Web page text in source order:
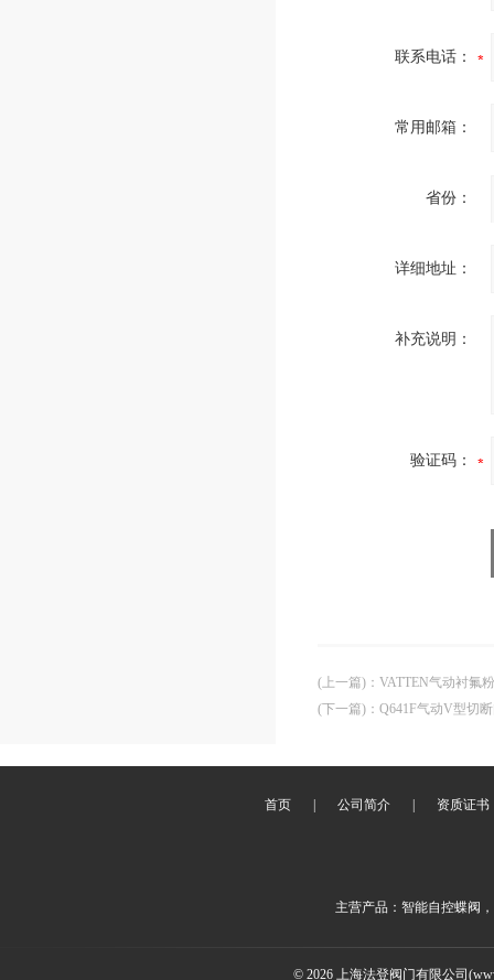
联系电话：
常用邮箱：
省份：
详细地址：
补充说明：
验证码：
(上一篇) ： VATTEN气动衬氟
(下一篇) ： Q641F气动V型切
首页 公司简介 资质证书
主营产品：智能自控蝶阀
© 2026 上海法登阀门有限公司